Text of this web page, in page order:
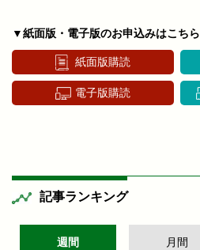
▼紙面版・電子版のお申込みはこちら
紙面版購読
電子版購読
記事ランキング
週間 月間